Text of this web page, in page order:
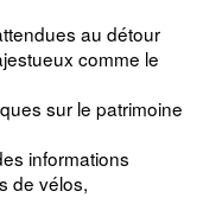
au détour
comme le
sur le patrimoine
informations
de vélos,